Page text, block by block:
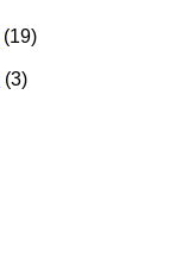
(19)
(3)